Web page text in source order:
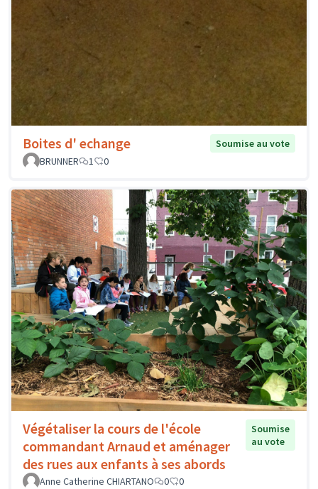
Boites d' echange
Soumise au vote
BRUNNER
1 0
Végétaliser la cours de l'école
commandant Arnaud et aménager
des rues aux enfants à ses abords
Soumise
au vote
Anne Catherine CHIARTANO 0 0